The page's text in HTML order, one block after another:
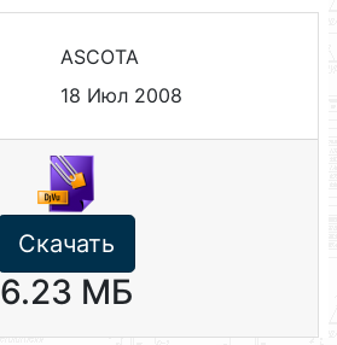
ASCOTA
18 Июл 2008
Скачать
6.23 МБ